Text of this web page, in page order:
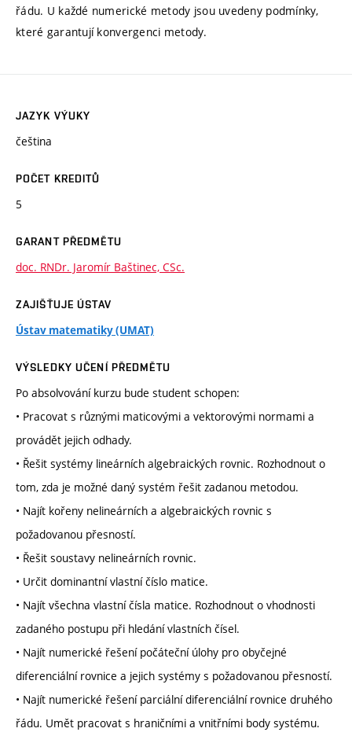
řádu. U každé numerické metody jsou uvedeny podmínky,
které garantují konvergenci metody.
JAZYK VÝUKY
čeština
POČET KREDITŮ
5
GARANT PŘEDMĚTU
doc. RNDr. Jaromír Baštinec, CSc.
ZAJIŠŤUJE ÚSTAV
Ústav matematiky (UMAT)
VÝSLEDKY UČENÍ PŘEDMĚTU
Po absolvování kurzu bude student schopen:
• Pracovat s různými maticovými a vektorovými normami a
provádět jejich odhady.
• Řešit systémy lineárních algebraických rovnic. Rozhodnout o
tom, zda je možné daný systém řešit zadanou metodou.
• Najít kořeny nelineárních a algebraických rovnic s
požadovanou přesností.
• Řešit soustavy nelineárních rovnic.
• Určit dominantní vlastní číslo matice.
• Najít všechna vlastní čísla matice. Rozhodnout o vhodnosti
zadaného postupu při hledání vlastních čísel.
• Najít numerické řešení počáteční úlohy pro obyčejné
diferenciální rovnice a jejich systémy s požadovanou přesností.
• Najít numerické řešení parciální diferenciální rovnice druhého
řádu. Umět pracovat s hraničními a vnitřními body systému.